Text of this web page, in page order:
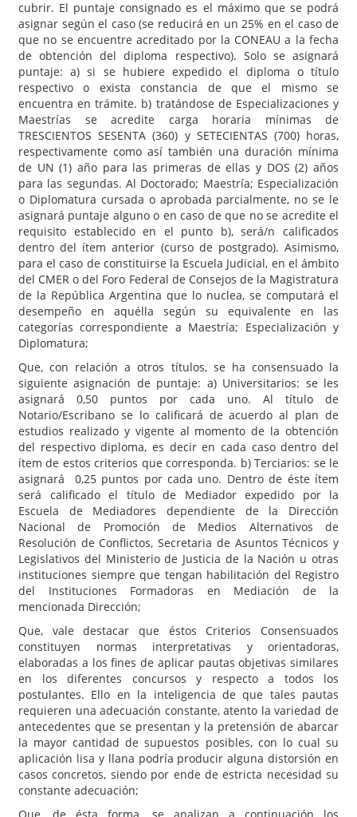
cubrir. El puntaje consignado es el máximo que se podrá
asignar según el caso (se reducirá en un 25% en el caso de
que no se encuentre acreditado por la CONEAU a la fecha
de obtención del diploma respectivo). Solo se asignará
puntaje: a) si se hubiere expedido el diploma o título
respectivo o exista constancia de que el mismo se
encuentra en trámite. b) tratándose de Especializaciones y
Maestrías se acredite carga horaria mínimas de
TRESCIENTOS SESENTA (360) y SETECIENTAS (700) horas,
respectivamente como así también una duración mínima
de UN (1) año para las primeras de ellas y DOS (2) años
para las segundas. Al Doctorado; Maestría; Especialización
o Diplomatura cursada o aprobada parcialmente, no se le
asignará puntaje alguno o en caso de que no se acredite el
requisito establecido en el punto b), será/n calificados
dentro del ítem anterior (curso de postgrado). Asimismo,
para el caso de constituirse la Escuela Judicial, en el ámbito
del CMER o del Foro Federal de Consejos de la Magistratura
de la República Argentina que lo nuclea, se computará el
desempeño en aquélla según su equivalente en las
categorías correspondiente a Maestría; Especialización y
Diplomatura;
Que, con relación a otros títulos, se ha consensuado la
siguiente asignación de puntaje: a) Universitarios: se les
asignará 0,50 puntos por cada uno. Al título de
Notario/Escribano se lo calificará de acuerdo al plan de
estudios realizado y vigente al momento de la obtención
del respectivo diploma, es decir en cada caso dentro del
ítem de estos criterios que corresponda. b) Terciarios: se le
asignará 0,25 puntos por cada uno. Dentro de éste ítem
será calificado el título de Mediador expedido por la
Escuela de Mediadores dependiente de la Dirección
Nacional de Promoción de Medios Alternativos de
Resolución de Conflictos, Secretaria de Asuntos Técnicos y
Legislativos del Ministerio de Justicia de la Nación u otras
instituciones siempre que tengan habilitación del Registro
del Instituciones Formadoras en Mediación de la
mencionada Dirección;
Que, vale destacar que éstos Criterios Consensuados
constituyen normas interpretativas y orientadoras,
elaboradas a los fines de aplicar pautas objetivas similares
en los diferentes concursos y respecto a todos los
postulantes. Ello en la inteligencia de que tales pautas
requieren una adecuación constante, atento la variedad de
antecedentes que se presentan y la pretensión de abarcar
la mayor cantidad de supuestos posibles, con lo cual su
aplicación lisa y llana podría producir alguna distorsión en
casos concretos, siendo por ende de estricta necesidad su
constante adecuación;